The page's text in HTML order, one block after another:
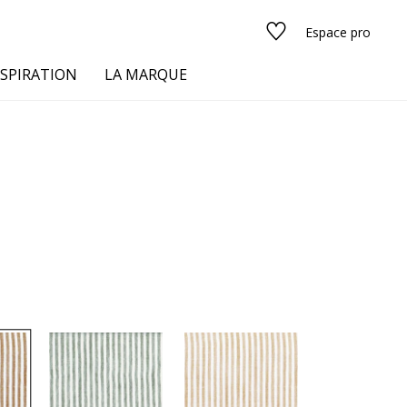
Espace pro
Voir tous les tissus
LA MARQUE